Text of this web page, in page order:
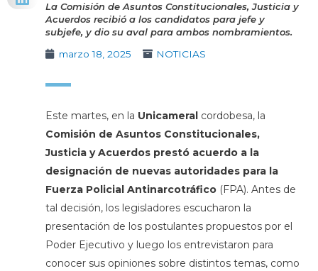
La Comisión de Asuntos Constitucionales, Justicia y
Acuerdos recibió a los candidatos para jefe y
subjefe, y dio su aval para ambos nombramientos.
marzo 18, 2025
NOTICIAS
Este martes, en la Unicameral cordobesa, la
Comisión de Asuntos Constitucionales,
Justicia y Acuerdos prestó acuerdo a la
designación de nuevas autoridades para la
Fuerza Policial Antinarcotráfico(FPA). Antes de
tal decisión, los legisladores escucharon la
presentación de los postulantes propuestos por el
Poder Ejecutivo y luego los entrevistaron para
conocer sus opiniones sobre distintos temas, como